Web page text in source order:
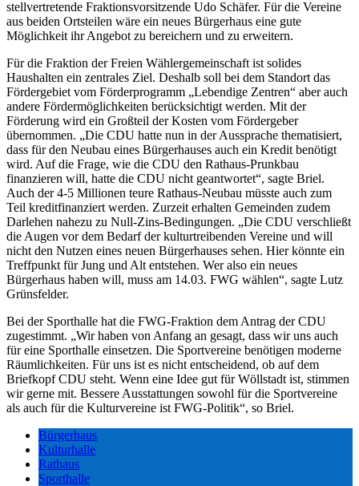
stellvertretende Fraktionsvorsitzende Udo Schäfer. Für die Vereine
aus beiden Ortsteilen wäre ein neues Bürgerhaus eine gute
Möglichkeit ihr Angebot zu bereichern und zu erweitern.
Für die Fraktion der Freien Wählergemeinschaft ist solides
Haushalten ein zentrales Ziel. Deshalb soll bei dem Standort das
Fördergebiet vom Förderprogramm „Lebendige Zentren“ aber auch
andere Fördermöglichkeiten berücksichtigt werden. Mit der
Förderung wird ein Großteil der Kosten vom Fördergeber
übernommen. „Die CDU hatte nun in der Aussprache thematisiert,
dass für den Neubau eines Bürgerhauses auch ein Kredit benötigt
wird. Auf die Frage, wie die CDU den Rathaus-Prunkbau
finanzieren will, hatte die CDU nicht geantwortet“, sagte Briel.
Auch der 4-5 Millionen teure Rathaus-Neubau müsste auch zum
Teil kreditfinanziert werden. Zurzeit erhalten Gemeinden zudem
Darlehen nahezu zu Null-Zins-Bedingungen. „Die CDU verschließt
die Augen vor dem Bedarf der kulturtreibenden Vereine und will
nicht den Nutzen eines neuen Bürgerhauses sehen. Hier könnte ein
Treffpunkt für Jung und Alt entstehen. Wer also ein neues
Bürgerhaus haben will, muss am 14.03. FWG wählen“, sagte Lutz
Grünsfelder.
Bei der Sporthalle hat die FWG-Fraktion dem Antrag der CDU
zugestimmt. „Wir haben von Anfang an gesagt, dass wir uns auch
für eine Sporthalle einsetzen. Die Sportvereine benötigen moderne
Räumlichkeiten. Für uns ist es nicht entscheidend, ob auf dem
Briefkopf CDU steht. Wenn eine Idee gut für Wöllstadt ist, stimmen
wir gerne mit. Bessere Ausstattungen sowohl für die Sportvereine
als auch für die Kulturvereine ist FWG-Politik“, so Briel.
Bürgerhaus
Kulturhalle
Rathaus
Sporthalle